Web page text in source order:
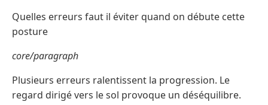
Quelles erreurs faut il éviter quand on débute cette
posture
core/paragraph
Plusieurs erreurs ralentissent la progression. Le
regard dirigé vers le sol provoque un déséquilibre.